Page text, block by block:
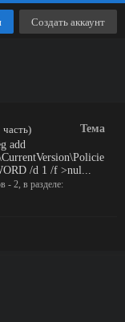
Тема
add
/d 1 /f >nul...
- 2, в разделе:
Создать аккаунт